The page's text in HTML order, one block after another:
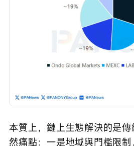
本質上，鏈上生態解決的是
然痛點：一是地域與門檻限